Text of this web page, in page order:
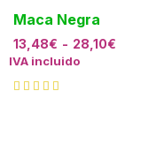
Maca Negra
13,48€ - 28,10€
IVA incluido